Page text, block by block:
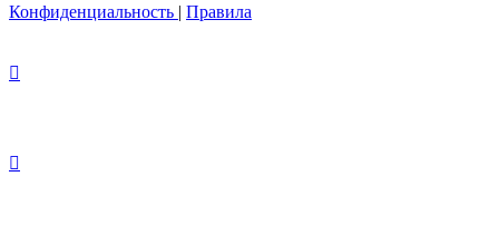
Конфиденциальность | Правила